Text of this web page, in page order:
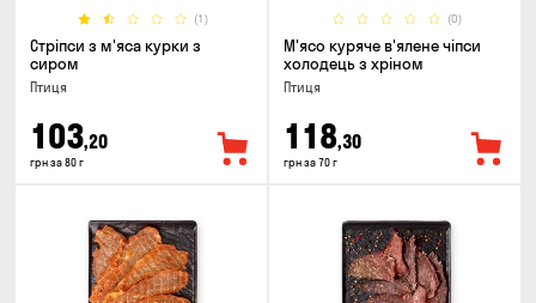
(1)
Стріпси з м'яса курки з
сиром
Птиця
103,20
грн за 80 г
(0)
М'ясо куряче в'ялене чіпси
холодець з хріном
Птиця
118,30
грн за 70 г